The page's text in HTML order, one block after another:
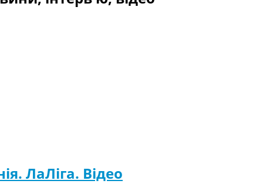
ЛаЛіга. Відео